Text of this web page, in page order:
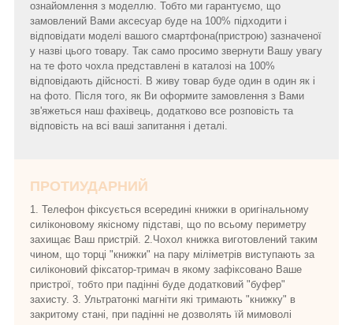
ознайомлення з моделлю. Тобто ми гарантуємо, що
замовлений Вами аксесуар буде на 100% підходити і
відповідати моделі вашого смартфона(пристрою) зазначеної
у назві цього товару. Так само просимо звернути Вашу увагу
на те фото чохла представлені в каталозі на 100%
відповідають дійсності. В живу товар буде один в один як і
на фото. Після того, як Ви оформите замовлення з Вами
зв'яжеться наш фахівець, додатково все розповість та
відповість на всі ваші запитання і деталі.
ПРОТИУДАРНИЙ
1. Телефон фіксується всередині книжки в оригінальному
силіконовому якісному підставі, що по всьому периметру
захищає Ваш пристрій. 2.Чохол книжка виготовлений таким
чином, що торці "книжки" на пару міліметрів виступають за
силіконовий фіксатор-тримач в якому зафіксовано Ваше
пристрої, тобто при падінні буде додатковий "буфер"
захисту. 3. Ультратонкі магніти які тримають "книжку" в
закритому стані, при падінні не дозволять їй мимоволі